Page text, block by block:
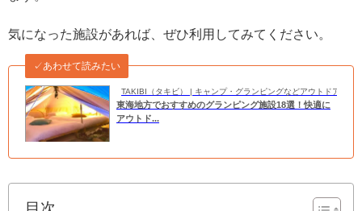
気になった施設があれば、ぜひ利用してみてください。
TAKIBI（タキビ） | キャンプ・グランピングなどアウトドアの総
✓あわせて読みたい
東海地方でおすすめのグランピング施設18選！快適に
アウトド...